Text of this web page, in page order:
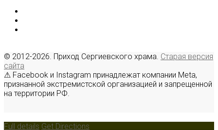
© 2012-2026. Приход Сергиевского храма. Старая версия
сайта
⚠ Facebook и Instagram принадлежат компании Meta,
признанной экстремистской организацией и запрещенной
на территории РФ.
Full details Get Directions